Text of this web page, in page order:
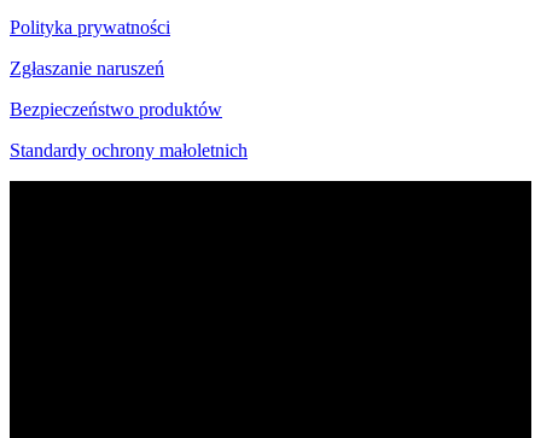
Polityka prywatności
Zgłaszanie naruszeń
Bezpieczeństwo produktów
Standardy ochrony małoletnich